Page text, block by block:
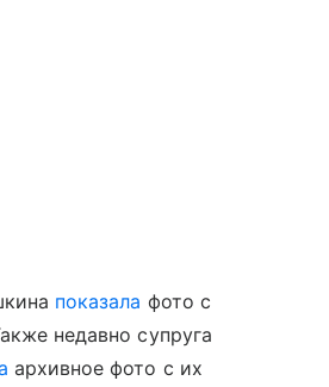
показала фото с
недавно супруга
архивное фото с их